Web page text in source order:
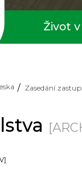
Zasedání
Život